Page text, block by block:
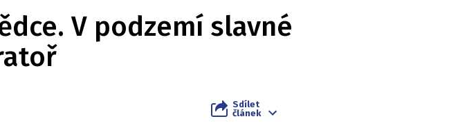
V podzemí slavné
Sdílet
článek